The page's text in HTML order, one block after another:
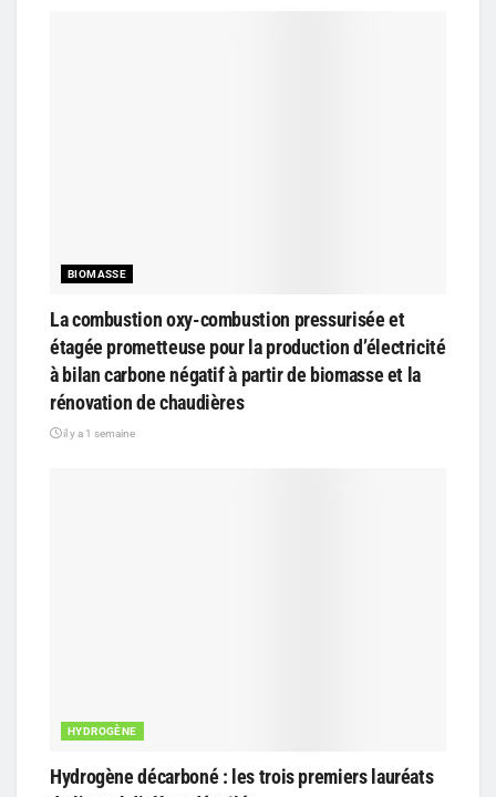
BIOMASSE
La combustion oxy-combustion pressurisée et
étagée prometteuse pour la production d’électricité
à bilan carbone négatif à partir de biomasse et la
rénovation de chaudières
il y a 1 semaine
HYDROGÈNE
Hydrogène décarboné : les trois premiers lauréats